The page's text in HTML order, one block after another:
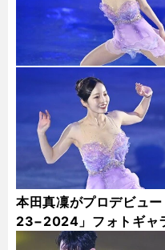
本田真凜がプロデビュ
23−2024」フォトギャ